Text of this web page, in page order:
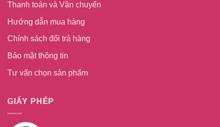
Thanh toán và Vận chuyển
Hướng dẫn mua hàng
Chính sách đổi trả hàng
Bảo mật thông tin
Tư vấn chọn sản phẩm
GIẤY PHÉP